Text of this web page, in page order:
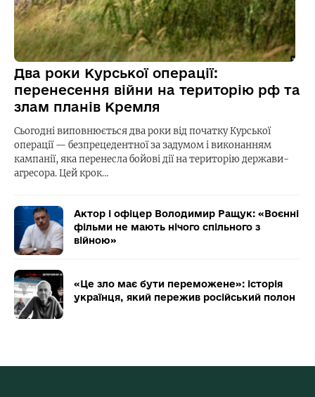
Два роки Курської операції:
перенесення війни на територію рф та
злам планів Кремля
Сьогодні виповнюється два роки від початку Курської
операції — безпрецедентної за задумом і виконанням
кампанії, яка перенесла бойові дії на територію держави-
агресора. Цей крок…
Актор і офіцер Володимир Ращук: «Воєнні
фільми не мають нічого спільного з
війною»
«Це зло має бути переможене»: історія
українця, який пережив російський полон